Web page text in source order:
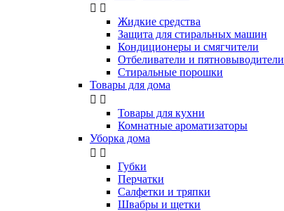
 
Жидкие средства
Защита для стиральных машин
Кондиционеры и смягчители
Отбеливатели и пятновыводители
Стиральные порошки
Товары для дома
 
Товары для кухни
Комнатные ароматизаторы
Уборка дома
 
Губки
Перчатки
Салфетки и тряпки
Швабры и щетки